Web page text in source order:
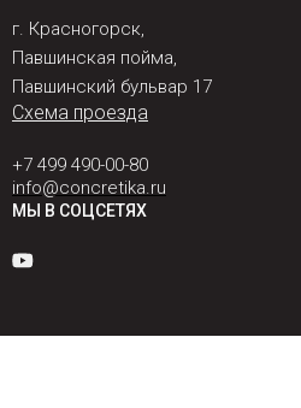
г. Красногорск,
Павшинская пойма,
Павшинский бульвар 17
Схема проезда
+7 499 490-00-80
info@concretika.ru
МЫ В СОЦСЕТЯХ